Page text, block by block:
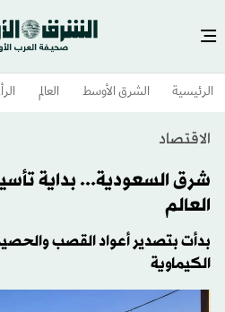
الرئيسية الشرق الأوسط​ العالم
الاقتصاد
شرق السعودية... بداية
العالم
بدأت بتصدير أعواد القصب
الكيماوية